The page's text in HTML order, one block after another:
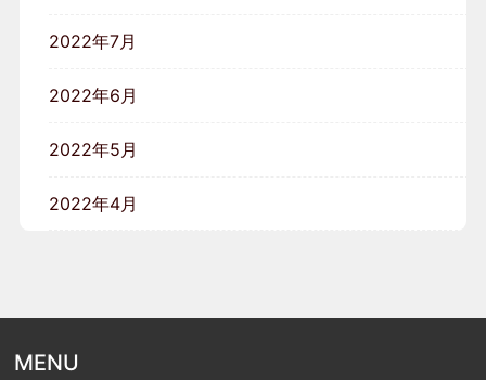
2022年7月
2022年6月
2022年5月
2022年4月
MENU